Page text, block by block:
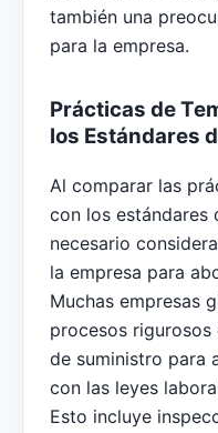
también una
para la empresa.
Prácticas de
los Estándares
Al comparar las
con los estándares
necesario
la empresa para
Muchas empresas
procesos
de suministro para
con las leyes
Esto incluye